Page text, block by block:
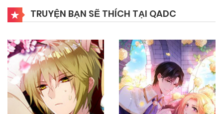
TRUYỆN BẠN SẼ THÍCH TẠI QADC